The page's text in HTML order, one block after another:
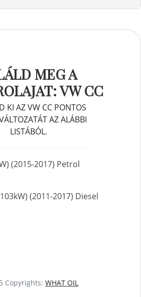
MEG A
VW CC
KI AZ VW CC PONTOS
AZ ALÁBBI
LISTÁBÓL.
(2015-2017) Petrol
(2011-2017) Diesel
Copyrights: WHAT OIL